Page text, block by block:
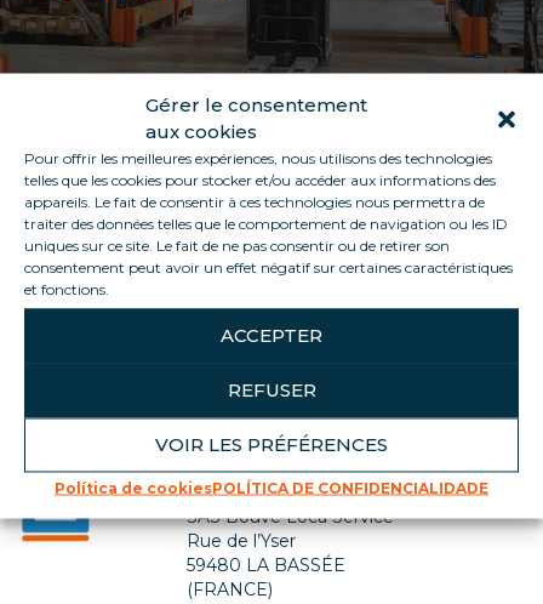
Gérer le consentement
aux cookies
Pour offrir les meilleures expériences, nous utilisons des technologies
telles que les cookies pour stocker et/ou accéder aux informations des
appareils. Le fait de consentir à ces technologies nous permettra de
traiter des données telles que le comportement de navigation ou les ID
uniques sur ce site. Le fait de ne pas consentir ou de retirer son
consentement peut avoir un effet négatif sur certaines caractéristiques
et fonctions.
ACCEPTER
REFUSER
VOIR LES PRÉFÉRENCES
Política de cookiesPOLÍTICA DE CONFIDENCIALIDADE
Voltar para a lista de empregos
Contate-nos
SIÈGE SOCIAL
SAS Bouve Loca Service
Rue de l’Yser
59480 LA BASSÉE
(FRANCE)